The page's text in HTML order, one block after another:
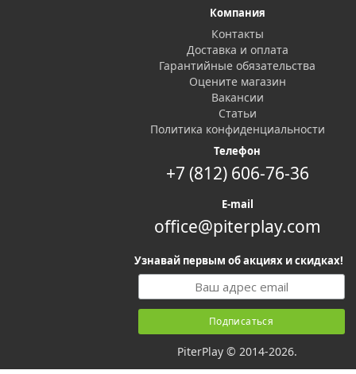
Компания
Контакты
Доставка и оплата
Гарантийные обязательства
Оцените магазин
Вакансии
Статьи
Политика конфиденциальности
Телефон
+7 (812) 606-76-36
E-mail
office@piterplay.com
Узнавай первым об акциях и скидках!
PiterPlay © 2014-2026.